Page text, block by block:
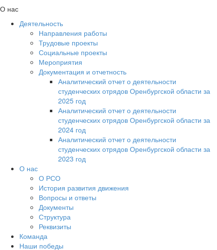
О нас
Деятельность
Направления работы
Трудовые проекты
Социальные проекты
Мероприятия
Документация и отчетность
Аналитический отчет о деятельности
студенческих отрядов Оренбургской области за
2025 год
Аналитический отчет о деятельности
студенческих отрядов Оренбургской области за
2024 год
Аналитический отчет о деятельности
студенческих отрядов Оренбургской области за
2023 год
О нас
О РСО
История развития движения
Вопросы и ответы
Документы
Структура
Реквизиты
Команда
Наши победы